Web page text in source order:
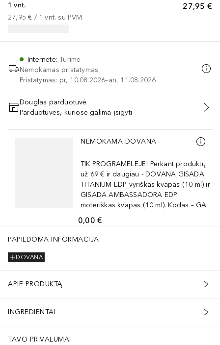
27,95 €
1 vnt.
27,95 € / 1 vnt. su PVM
Internete:Turime
Nemokamas pristatymas
Pristatymas: pr, 10.08.2026–an, 11.08.2026
PRIDĖTI Į KREPŠELĮ
Douglas parduotuvė
Parduotuvės, kuriose galima įsigyti
Praleisti slankiklį
NEMOKAMA DOVANA
TIK PROGRAMĖLĖJE! Perkant produktų
už 69 € ir daugiau - DOVANA GISADA
TITANIUM EDP vyriškas kvapas (10 ml) ir
GISADA AMBASSADORA EDP
moteriškas kvapas (10 ml). Kodas – GA
0,00 €
PAPILDOMA INFORMACIJA
DOVANA
APIE PRODUKTĄ
INGREDIENTAI
TAVO PRIVALUMAI